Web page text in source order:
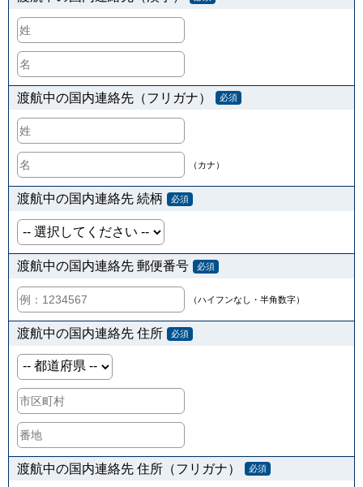
渡航中の国内連絡先（フリガナ） 必須
（カナ）
渡航中の国内連絡先 続柄 必須
渡航中の国内連絡先 郵便番号 必須
（ハイフンなし・半角数字）
渡航中の国内連絡先 住所 必須
渡航中の国内連絡先 住所（フリガナ） 必須